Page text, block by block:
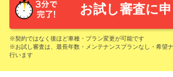
お試し審査に
※契約ではなく後ほど車種・プラン変更が可能です
※お試し審査は、最長年数・メンテナンスプランなし・希望
行います